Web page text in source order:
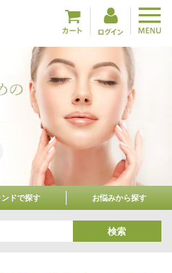
ンドで探す お悩みから探す
検索